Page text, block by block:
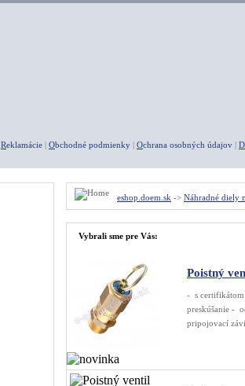
Reklamácie | Obchodné podmienky | Ochrana osobných údajov | D
eshop.doem.sk -> Náhradné diely
Vybrali sme pre Vás:
Poistný
- s
preskúšanie -
pripojovací